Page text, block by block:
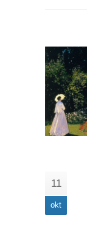
11
okt